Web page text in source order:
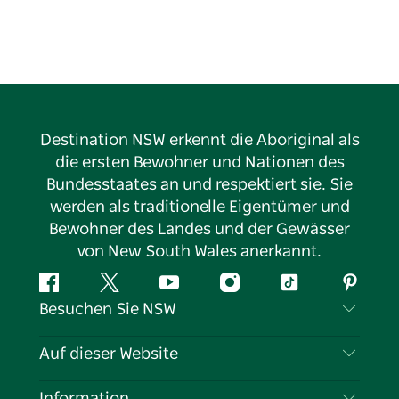
Destination NSW erkennt die Aboriginal als
die ersten Bewohner und Nationen des
Bundesstaates an und respektiert sie. Sie
werden als traditionelle Eigentümer und
Bewohner des Landes und der Gewässer
von New South Wales anerkannt.
FacebookTwitter YouTubeInstagramTikTok
Besuchen Sie NSW
Kontaktieren Sie uns
Auf dieser Website
Reiseziele